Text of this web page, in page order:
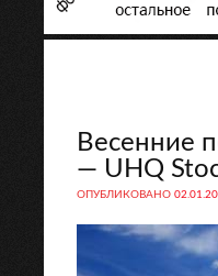
Весенние
— UHQ
ОПУБЛИКОВАНО